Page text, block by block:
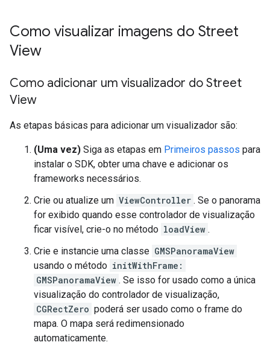
Como visualizar imagens do Street
View
Como adicionar um visualizador do Street
View
As etapas básicas para adicionar um visualizador são:
(Uma vez) Siga as etapas em Primeiros passos para
instalar o SDK, obter uma chave e adicionar os
frameworks necessários.
Crie ou atualize um ViewController . Se o panorama
for exibido quando esse controlador de visualização
ficar visível, crie-o no método loadView .
Crie e instancie uma classe GMSPanoramaView
usando o método initWithFrame:
GMSPanoramaView . Se isso for usado como a única
visualização do controlador de visualização,
CGRectZero poderá ser usado como o frame do
mapa. O mapa será redimensionado
automaticamente.